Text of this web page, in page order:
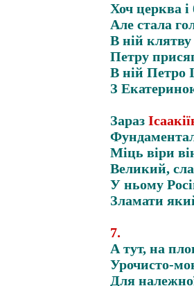
Хоч церква
Але стала
В ній
Петру
В ній Петро
З
Зараз
Міць віри
Великий,
У ньому
Зламати
7.
А тут, на
Урочисто-
Для